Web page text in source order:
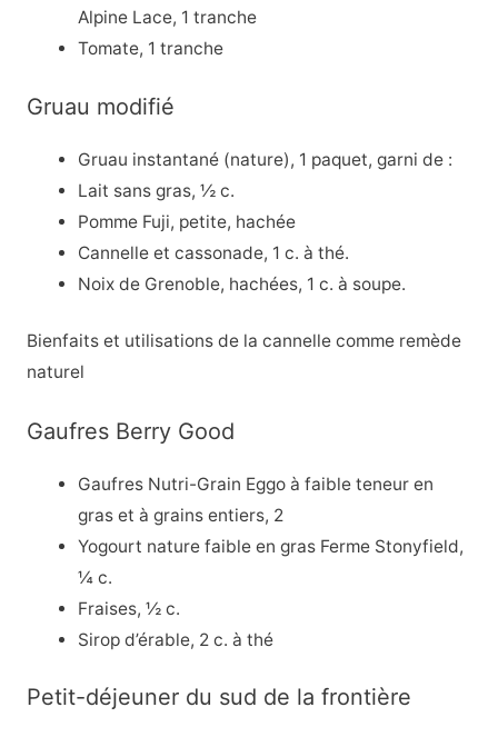
Alpine Lace, 1 tranche
Tomate, 1 tranche
Gruau modifié
Gruau instantané (nature), 1 paquet, garni de :
Lait sans gras, ½ c.
Pomme Fuji, petite, hachée
Cannelle et cassonade, 1 c. à thé.
Noix de Grenoble, hachées, 1 c. à soupe.
Bienfaits et utilisations de la cannelle comme remède
naturel
Gaufres Berry Good
Gaufres Nutri-Grain Eggo à faible teneur en
gras et à grains entiers, 2
Yogourt nature faible en gras Ferme Stonyfield,
¼ c.
Fraises, ½ c.
Sirop d’érable, 2 c. à thé
Petit-déjeuner du sud de la frontière